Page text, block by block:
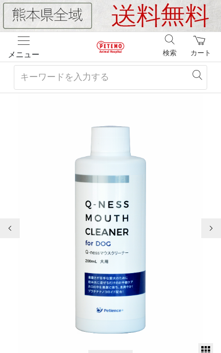
メニュー カート
検索
前の画像